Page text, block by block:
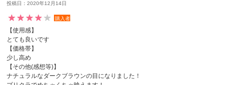
投稿日：2020年12月14日
購入者
【使用感】
とても良いです
【価格帯】
少し高め
【その他(感想等)】
ナチュラルなダークブラウンの目になりました！